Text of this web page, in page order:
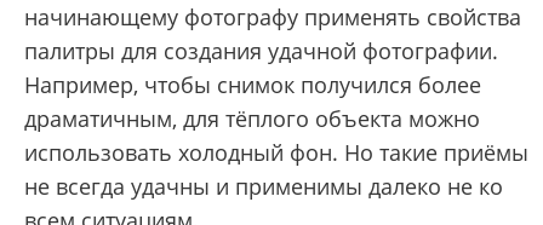
начинающему фотографу применять свойства
палитры для создания удачной фотографии.
Например, чтобы снимок получился более
драматичным, для тёплого объекта можно
использовать холодный фон. Но такие приёмы
не всегда удачны и применимы далеко не ко